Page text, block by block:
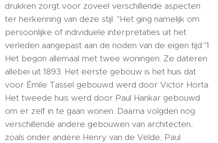
drukken zorgt voor zoveel verschillende aspecten
ter herkenning van deze stijl. "Het ging namelijk om
persoonlijke of individuele interpretaties uit het
verleden aangepast aan de noden van de eigen tijd."1
Het begon allemaal met twee woningen. Ze dateren
allebei uit 1893. Het eerste gebouw is het huis dat
voor Émile Tassel gebouwd werd door Victor Horta.
Het tweede huis werd door Paul Hankar gebouwd
om er zelf in te gaan wonen. Daarna volgden nog
verschillende andere gebouwen van architecten,
zoals onder andere Henry van de Velde, Paul